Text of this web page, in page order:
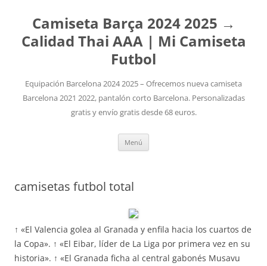
Camiseta Barça 2024 2025 →
Calidad Thai AAA | Mi Camiseta
Futbol
Equipación Barcelona 2024 2025 – Ofrecemos nueva camiseta
Barcelona 2021 2022, pantalón corto Barcelona. Personalizadas
gratis y envío gratis desde 68 euros.
Menú
camisetas futbol total
↑ «El Valencia golea al Granada y enfila hacia los cuartos de
la Copa». ↑ «El Eibar, líder de La Liga por primera vez en su
historia». ↑ «El Granada ficha al central gabonés Musavu